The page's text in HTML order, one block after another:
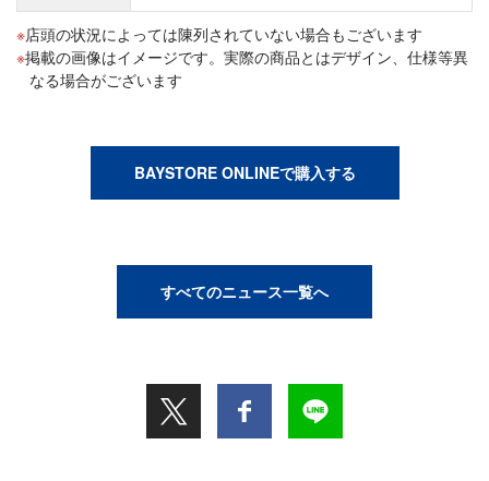
店頭の状況によっては陳列されていない場合もございます
掲載の画像はイメージです。実際の商品とはデザイン、仕様等異
なる場合がございます
BAYSTORE ONLINEで購入する
すべてのニュース一覧へ